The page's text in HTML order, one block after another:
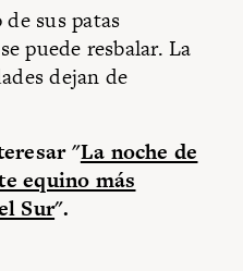
sus patas
puede resbalar. La
dejan de
"La noche de
equino más
Sur".